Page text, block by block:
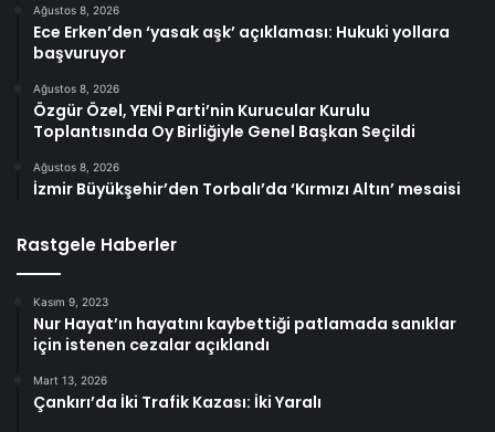
Ağustos 8, 2026
Ece Erken’den ‘yasak aşk’ açıklaması: Hukuki yollara
başvuruyor
Ağustos 8, 2026
Özgür Özel, YENİ Parti’nin Kurucular Kurulu
Toplantısında Oy Birliğiyle Genel Başkan Seçildi
Ağustos 8, 2026
İzmir Büyükşehir’den Torbalı’da ‘Kırmızı Altın’ mesaisi
Rastgele Haberler
Kasım 9, 2023
Nur Hayat’ın hayatını kaybettiği patlamada sanıklar
için istenen cezalar açıklandı
Mart 13, 2026
Çankırı’da İki Trafik Kazası: İki Yaralı